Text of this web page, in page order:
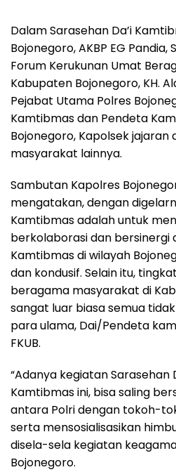
Dalam Sarasehan Da’i
Bojonegoro, AKBP EG Pandia,
Forum Kerukunan Umat
Kabupaten Bojonegoro, KH.
Pejabat Utama Polres
Kamtibmas dan Pendeta
Bojonegoro, Kapolsek jajaran
masyarakat lainnya.
Sambutan Kapolres
mengatakan, dengan
Kamtibmas adalah untuk
berkolaborasi dan bersinergi
Kamtibmas di wilayah
dan kondusif. Selain itu,
beragama masyarakat di
sangat luar biasa semua
para ulama, Dai/Pendeta
FKUB.
“Adanya kegiatan Sarasehan
Kamtibmas ini, bisa saling
antara Polri dengan tokoh-
serta mensosialisasikan
disela-sela kegiatan
Bojonegoro.